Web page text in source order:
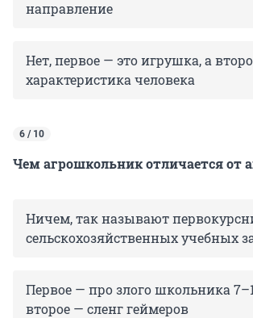
направление
Нет, первое — это игрушка, а
характеристика человека
6 / 10
Чем агрошкольник отличается от
Ничем, так называют
сельскохозяйственных учебных
Первое — про злого школьника
второе — сленг геймеров